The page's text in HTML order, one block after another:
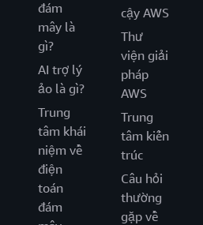
đám
mây là
gì?
AI trợ lý
ảo là gì?
Trung
tâm khái
niệm về
điện
toán
đám
cậy AWS
Thư
viện giải
pháp
AWS
Trung
tâm kiến
trúc
Câu hỏi
thường
gặp về